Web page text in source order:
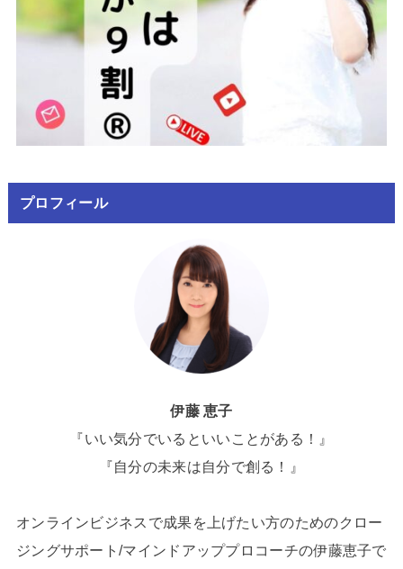
プロフィール
伊藤 恵子
『いい気分でいるといいことがある！』
『自分の未来は自分で創る！』
オンラインビジネスで成果を上げたい方のためのクロー
ジングサポート/マインドアッププロコーチの伊藤恵子で